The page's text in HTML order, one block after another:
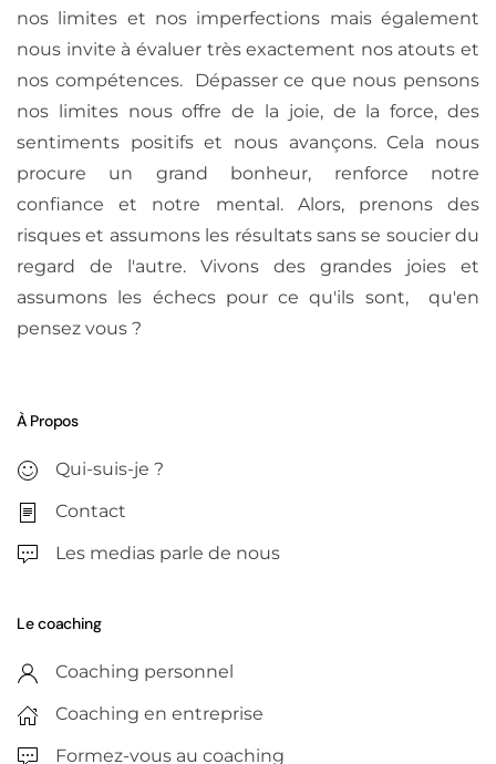
nos limites et nos imperfections mais également
nous invite à évaluer très exactement nos atouts et
nos compétences. Dépasser ce que nous pensons
nos limites nous offre de la joie, de la force, des
sentiments positifs et nous avançons. Cela nous
procure un grand bonheur, renforce notre
confiance et notre mental. Alors, prenons des
risques et assumons les résultats sans se soucier du
regard de l'autre. Vivons des grandes joies et
assumons les échecs pour ce qu'ils sont, qu'en
pensez vous ?
À Propos
Qui-suis-je ?
Contact
Les medias parle de nous
Le coaching
Coaching personnel
Coaching en entreprise
Formez-vous au coaching